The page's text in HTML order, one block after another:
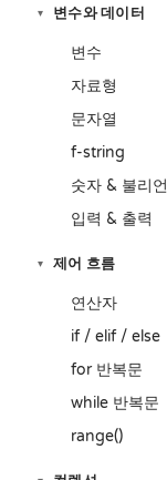
▾ 변수와 데이터
변수
자료형
문자열
f-string
숫자 & 불리언
입력 & 출력
▾ 제어 흐름
연산자
if / elif / else
for 반복문
while 반복문
range()